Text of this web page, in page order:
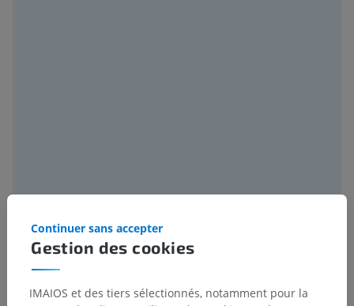
STRUCTURES SUPPLÉMENTAIRES ASSOCIÉES
a) Nerf méningé récurrent (rameau méningé) :
Gestion des cookies
Continuer sans accepter
IMAIOS et des tiers sélectionnés, notamment pour la